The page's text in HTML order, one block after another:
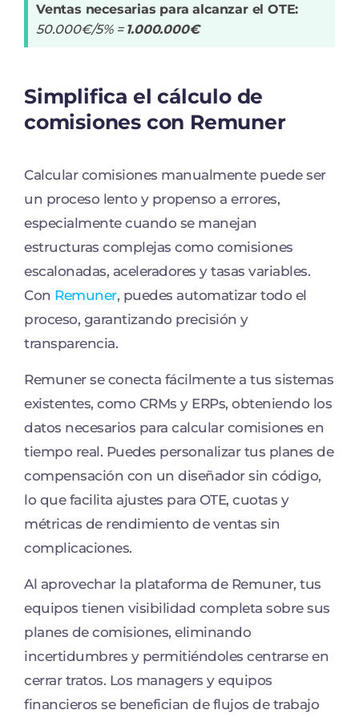
Ventas necesarias para alcanzar el OTE:
50.000€/5% = 1.000.000€
Simplifica el cálculo de
comisiones con Remuner
Calcular comisiones manualmente puede ser
un proceso lento y propenso a errores,
especialmente cuando se manejan
estructuras complejas como comisiones
escalonadas, aceleradores y tasas variables.
Con Remuner, puedes automatizar todo el
proceso, garantizando precisión y
transparencia.
Remuner se conecta fácilmente a tus sistemas
existentes, como CRMs y ERPs, obteniendo los
datos necesarios para calcular comisiones en
tiempo real. Puedes personalizar tus planes de
compensación con un diseñador sin código,
lo que facilita ajustes para OTE, cuotas y
métricas de rendimiento de ventas sin
complicaciones.
Al aprovechar la plataforma de Remuner, tus
equipos tienen visibilidad completa sobre sus
planes de comisiones, eliminando
incertidumbres y permitiéndoles centrarse en
cerrar tratos. Los managers y equipos
financieros se benefician de flujos de trabajo